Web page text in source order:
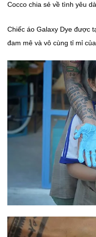
Cocco chia sẻ về tình yêu
Chiếc áo Galaxy Dye được
đam mê và vô cùng tỉ mỉ